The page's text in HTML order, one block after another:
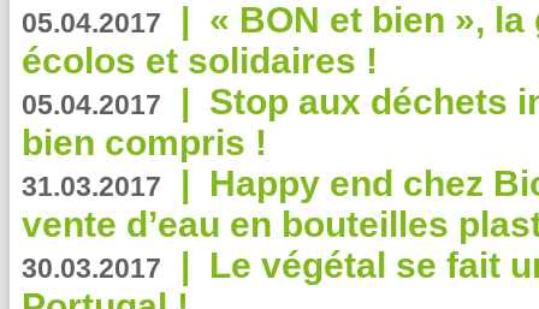
05.04.2017 | « BON et bien »,
écolos et solidaires !
05.04.2017 | Stop aux déchets
bien compris !
31.03.2017 | Happy end chez
vente d’eau en bouteilles
30.03.2017 | Le végétal se fait